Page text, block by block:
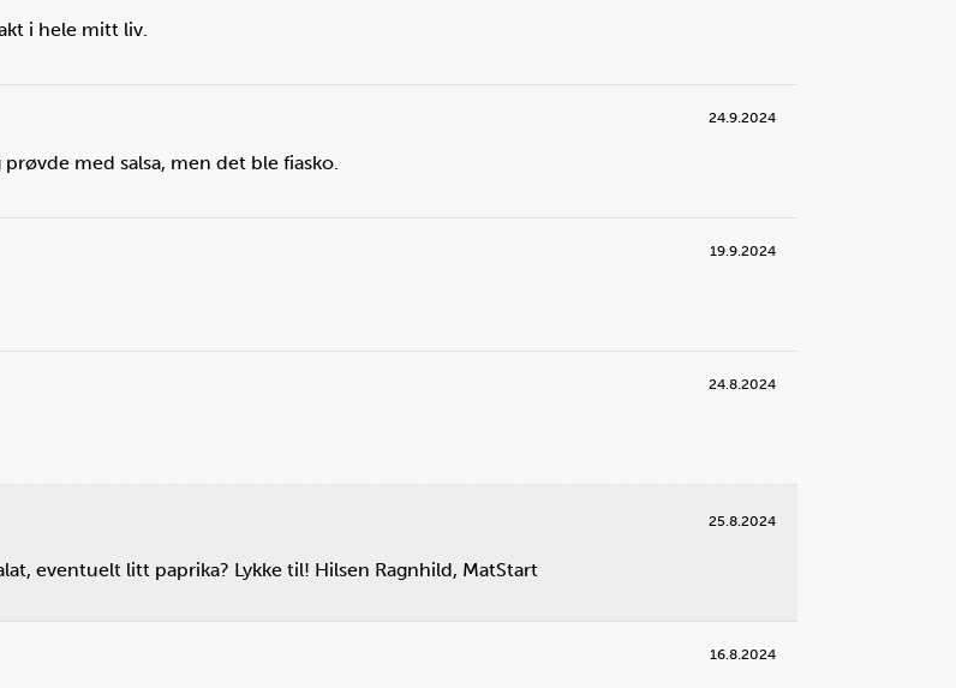
i hele mitt liv.
24.9.2024
med salsa, men det ble fiasko.
19.9.2024
24.8.2024
25.8.2024
eventuelt litt paprika? Lykke til! Hilsen Ragnhild, MatStart
16.8.2024